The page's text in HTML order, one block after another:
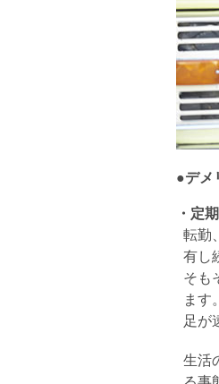
●デメ
・定
転勤
有し
そも
ます
足が
生活